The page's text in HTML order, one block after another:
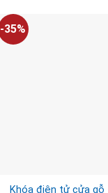
-35%
Khóa điện tử cửa gỗ